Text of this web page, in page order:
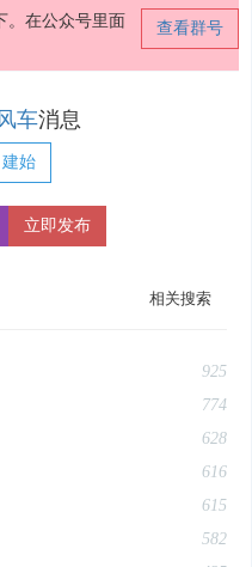
查看群号
。在公众号里面
车消息
建始
立即发布
相关搜索
925
774
628
616
615
582